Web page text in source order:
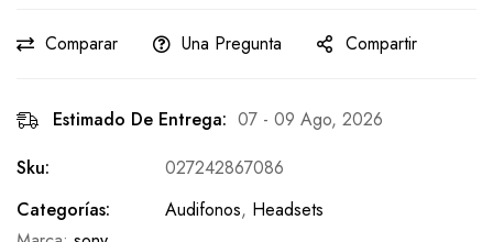
Comparar Una Pregunta Compartir
Estimado De Entrega: 07 - 09 Ago, 2026
Sku:
027242867086
Categorías:
Audifonos, Headsets